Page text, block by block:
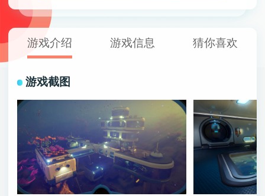
游戏介绍 游戏信息 猜你喜欢
游戏截图